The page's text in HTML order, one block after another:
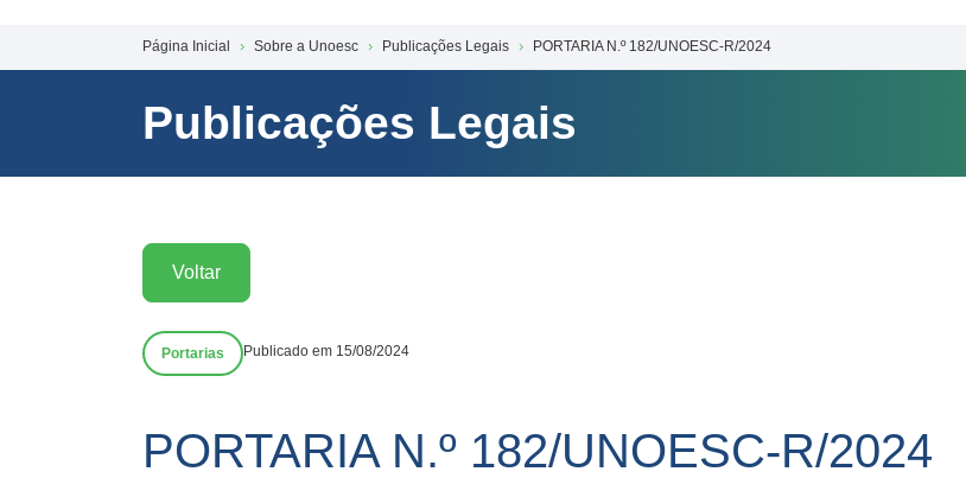
Página Inicial Sobre a Unoesc Publicações Legais PORTARIA N.º 182/UNOESC-R/2024
Publicações Legais
Voltar
Portarias Publicado em 15/08/2024
PORTARIA N.º 182/UNOESC-R/2024